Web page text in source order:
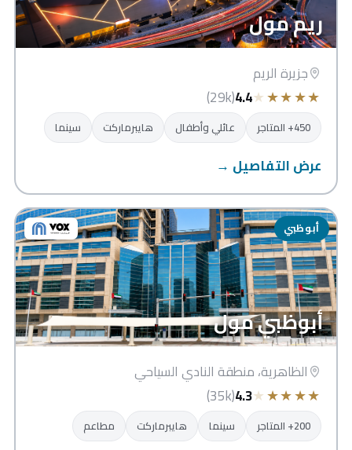
ريم مول
جزيرة الريم
★
★
★
★
★
4.4
(29k)
450+ المتاجر عائلي وأطفال هايبرماركت سينما
عرض التفاصيل →
أبوظبي
أبوظبي مول
الظاهرية، منطقة النادي السياحي
★
★
★
★
★
4.3
(35k)
200+ المتاجر سينما هايبرماركت مطاعم